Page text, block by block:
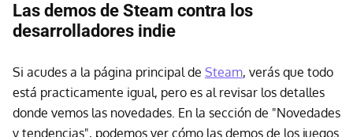
Las demos de Steam contra los
desarrolladores indie
Si acudes a la página principal de Steam, verás que todo
está practicamente igual, pero es al revisar los detalles
donde vemos las novedades. En la sección de "Novedades
y tendencias", podemos ver cómo las demos de los juegos